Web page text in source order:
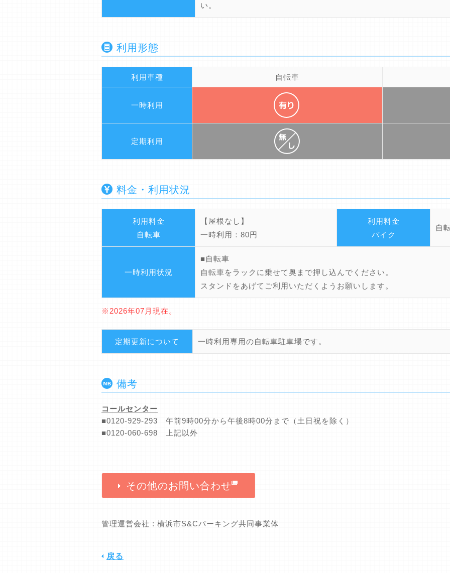
い。
利用形態
利用車種 自転車
一時利用
定期利用
料金・利用状況
利用料金
自転車
【屋根なし】
一時利用：80円
利用料金
バイク
自
一時利用状況
■自転車
自転車をラックに乗せて奥まで押し込んでください。
スタンドをあげてご利用いただくようお願いします。
※2026年07月現在。
定期更新について 一時利用専用の自転車駐車場です。
備考
コールセンター
■0120-929-293 午前9時00分から午後8時00分まで（土日祝を除く）
■0120-060-698 上記以外
その他のお問い合わせ
管理運営会社 : 横浜市S&Cパーキング共同事業体
戻る